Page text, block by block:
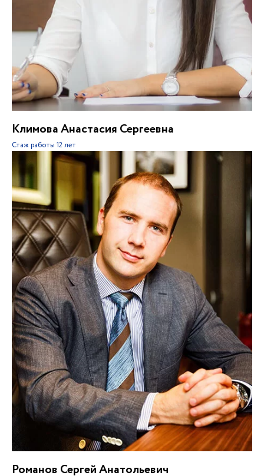
Климова Анастасия Сергеевна
Стаж работы 12 лет
Романов Сергей Анатольевич